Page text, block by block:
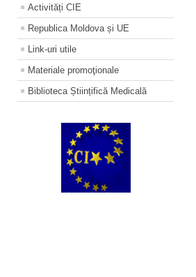
Activități CIE
Republica Moldova și UE
Link-uri utile
Materiale promoţionale
Biblioteca Științifică Medicală